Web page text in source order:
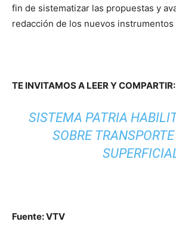
fin de sistematizar las propuestas y
redacción de los nuevos instrumentos
TE INVITAMOS A LEER Y COMPARTIR:
SISTEMA PATRIA
SOBRE
Fuente: VTV